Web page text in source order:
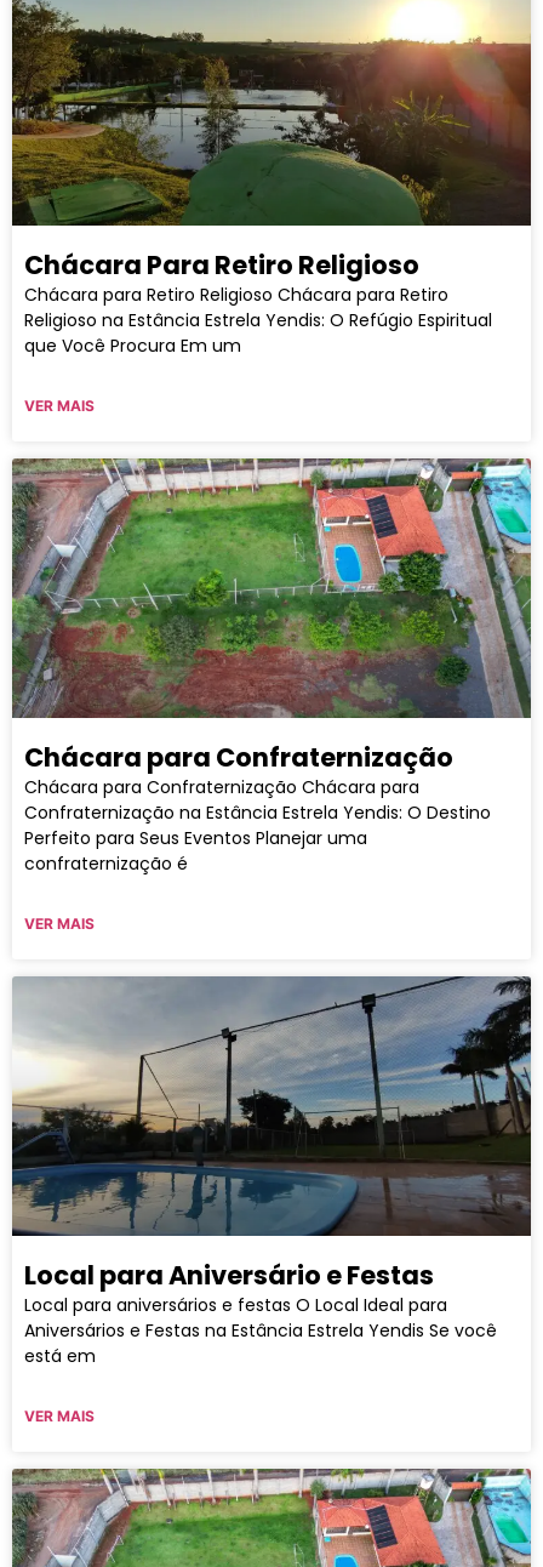
Chácara Para Retiro Religioso
Chácara para Retiro Religioso Chácara para Retiro
Religioso na Estância Estrela Yendis: O Refúgio Espiritual
que Você Procura Em um
VER MAIS
Chácara para Confraternização
Chácara para Confraternização Chácara para
Confraternização na Estância Estrela Yendis: O Destino
Perfeito para Seus Eventos Planejar uma
confraternização é
VER MAIS
Local para Aniversário e Festas
Local para aniversários e festas O Local Ideal para
Aniversários e Festas na Estância Estrela Yendis Se você
está em
VER MAIS